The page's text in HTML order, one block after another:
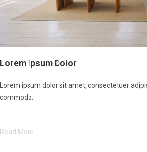
Lorem Ipsum Dolor
Lorem ipsum dolor sit amet, consectetuer
commodo.
Read More